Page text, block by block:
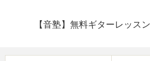
【音塾】無料ギターレッス